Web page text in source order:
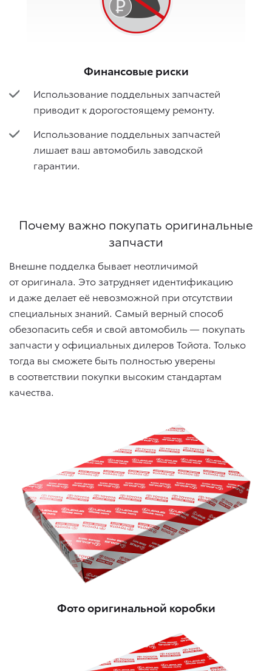
Финансовые риски
Использование поддельных запчастей
приводит к дорогостоящему ремонту.
Использование поддельных запчастей
лишает ваш автомобиль заводской
гарантии.
Почему важно покупать оригинальные
запчасти
Внешне подделка бывает неотличимой
от оригинала. Это затрудняет идентификацию
и даже делает её невозможной при отсутствии
специальных знаний. Самый верный способ
обезопасить себя и свой автомобиль — покупать
запчасти у официальных дилеров Тойота. Только
тогда вы сможете быть полностью уверены
в соответствии покупки высоким стандартам
качества.
Фото оригинальной коробки